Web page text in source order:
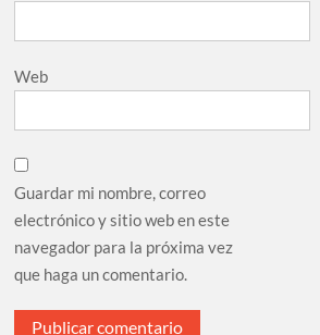
Web
Guardar mi nombre, correo
electrónico y sitio web en este
navegador para la próxima vez
que haga un comentario.